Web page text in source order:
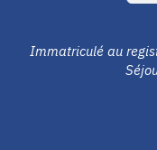
Immatriculé au